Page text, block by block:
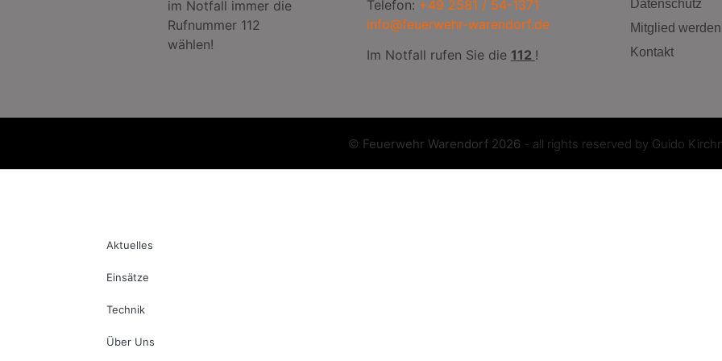
im Notfall immer die
Rufnummer 112
wählen!
Telefon: +49 2581 / 54-1371
info@feuerwehr-warendorf.de
Im Notfall rufen Sie die 112 !
Datenschutz
Mitglied
Kontakt
© Feuerwehr Warendorf 2026 - all rights reserved by Guido
Aktuelles
Einsätze
Technik
Über Uns